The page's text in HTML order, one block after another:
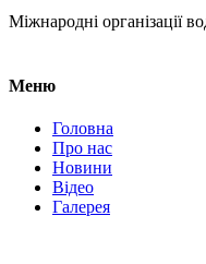
Міжнародні організації
Меню
Головна
Про нас
Новини
Відео
Галерея